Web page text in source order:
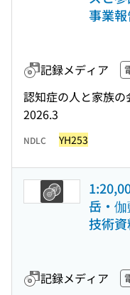
事業
記録メディア
認知症の人と家族の
2026.3
NDLC YH253
岳・
技術
記録メディア